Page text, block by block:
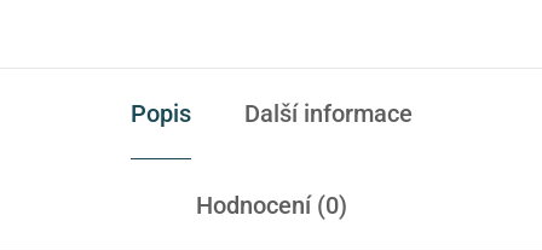
Popis Další informace
Hodnocení (0)